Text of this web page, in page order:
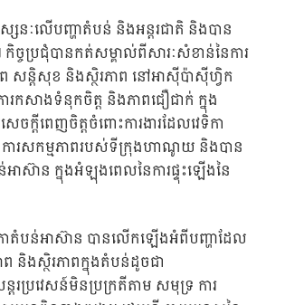
សនៈលើបញ្ហាតំបន់ និងអន្តរជាតិ និងបាន
ចប្រជុំបានកត់សម្គាល់ពីសារៈសំខាន់នៃការ
ព សន្តិសុខ និងស្ថិរភាព នៅអាស៊ីប៉ាស៊ីហ្វិក
រកសាងទំនុកចិត្ត និងភាពជឿជាក់ ក្នុង
តីពេញចិត្តចំពោះការងារដែលវេទិកា
ការសកម្មភាពរបស់ទីក្រុងហាណូយ និងបាន
ាស៊ាន ក្នុងអំឡុងពេលនៃការផ្ទុះឡើងនៃ
ទិកាតំបន់អាស៊ាន បានលើកឡើងអំពីបញ្ហាដែល
និងស្ថិរភាពក្នុងតំបន់ដូចជា
តរប្រវេសន៍មិនប្រក្រតីតាម សមុទ្រ ការ